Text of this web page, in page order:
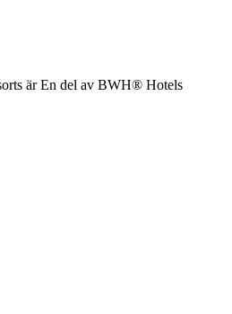
ärEn del av BWH® Hotels